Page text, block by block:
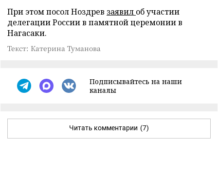
При этом посол Ноздрев заявил об участии
делегации России в памятной церемонии в
Нагасаки.
Текст: Катерина Туманова
Подписывайтесь на наши
каналы
Читать комментарии (7)